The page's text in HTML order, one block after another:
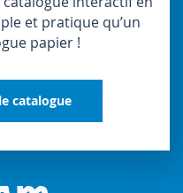
et pratique qu’un
papier !
catalogue